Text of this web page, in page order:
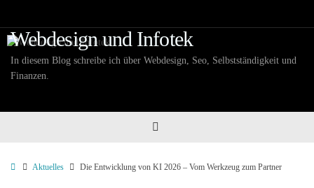
springen
Webdesign und Infotek
In diesem Blog schreibe ich über Webdesign, Seo, Selbstständigkeit und
Finanzen.
StartAktuelles Die Entwicklung von KI 2026 – Vom Werkzeug zum Partner